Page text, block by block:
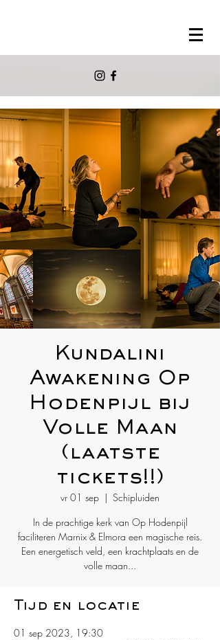
Kundalini
Awakening Op
Hodenpijl bij
Volle Maan
(laatste
tickets!!)
vr 01 sep
  |
Schipluiden
​In de prachtige kerk van Op Hodenpijl
faciliteren Marnix & Elmora een magische reis.
Een energetisch veld, een krachtplaats en de
volle maan...
Tijd en locatie
01 sep 2023, 19:30